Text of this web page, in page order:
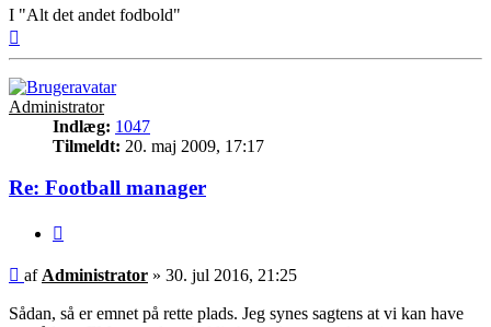
I "Alt det andet fodbold"
Administrator
Indlæg: 1047
Tilmeldt: 20. maj 2009, 17:17
Re: Football manager
Indlæg
af Administrator » 30. jul 2016, 21:25
Sådan, så er emnet på rette plads. Jeg synes sagtens at vi kan have